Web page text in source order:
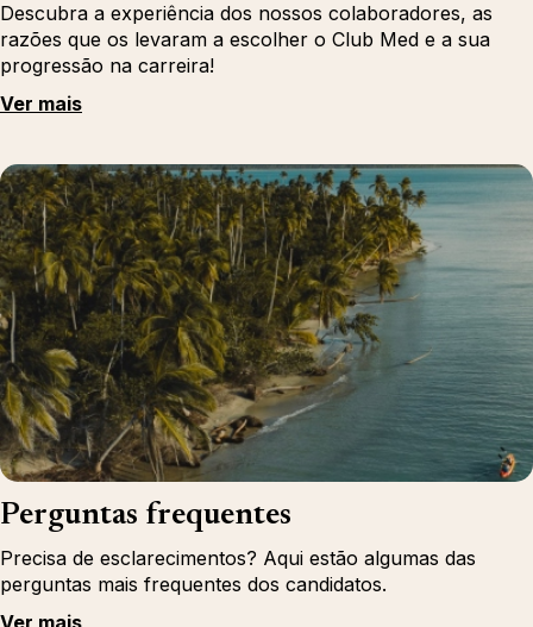
Descubra a experiência dos nossos colaboradores, as
razões que os levaram a escolher o Club Med e a sua
progressão na carreira!
Ver mais
Perguntas frequentes
Precisa de esclarecimentos? Aqui estão algumas das
perguntas mais frequentes dos candidatos.
Ver mais